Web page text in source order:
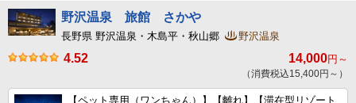
野沢温泉 旅館 さかや
長野県 野沢温泉・木島平・秋山郷 野沢温泉
4.52 14,000円～
（消費税込15,400円～）
【ペット専用（ワンちゃん）】【離れ】【滞在型リゾート